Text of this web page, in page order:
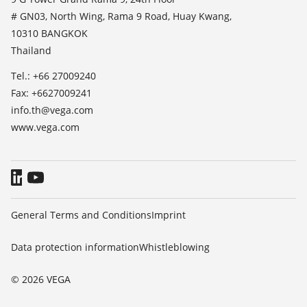
TeamViewer
Press
Blog
# GN03, North Wing, Rama 9 Road, Huay Kwang,
10310 BANGKOK
Thailand
Tel.: +66 27009240
Fax: +6627009241
info.th@vega.com
www.vega.com
© 2026 VEGA
General Terms and ConditionsImprint
Data protection informationWhistleblowing